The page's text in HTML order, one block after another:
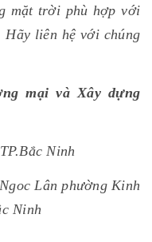
mặt trời phù hợp với
Hãy liên hệ với chúng
mại và Xây dựng
Ninh
Lân phường Kinh
Ninh